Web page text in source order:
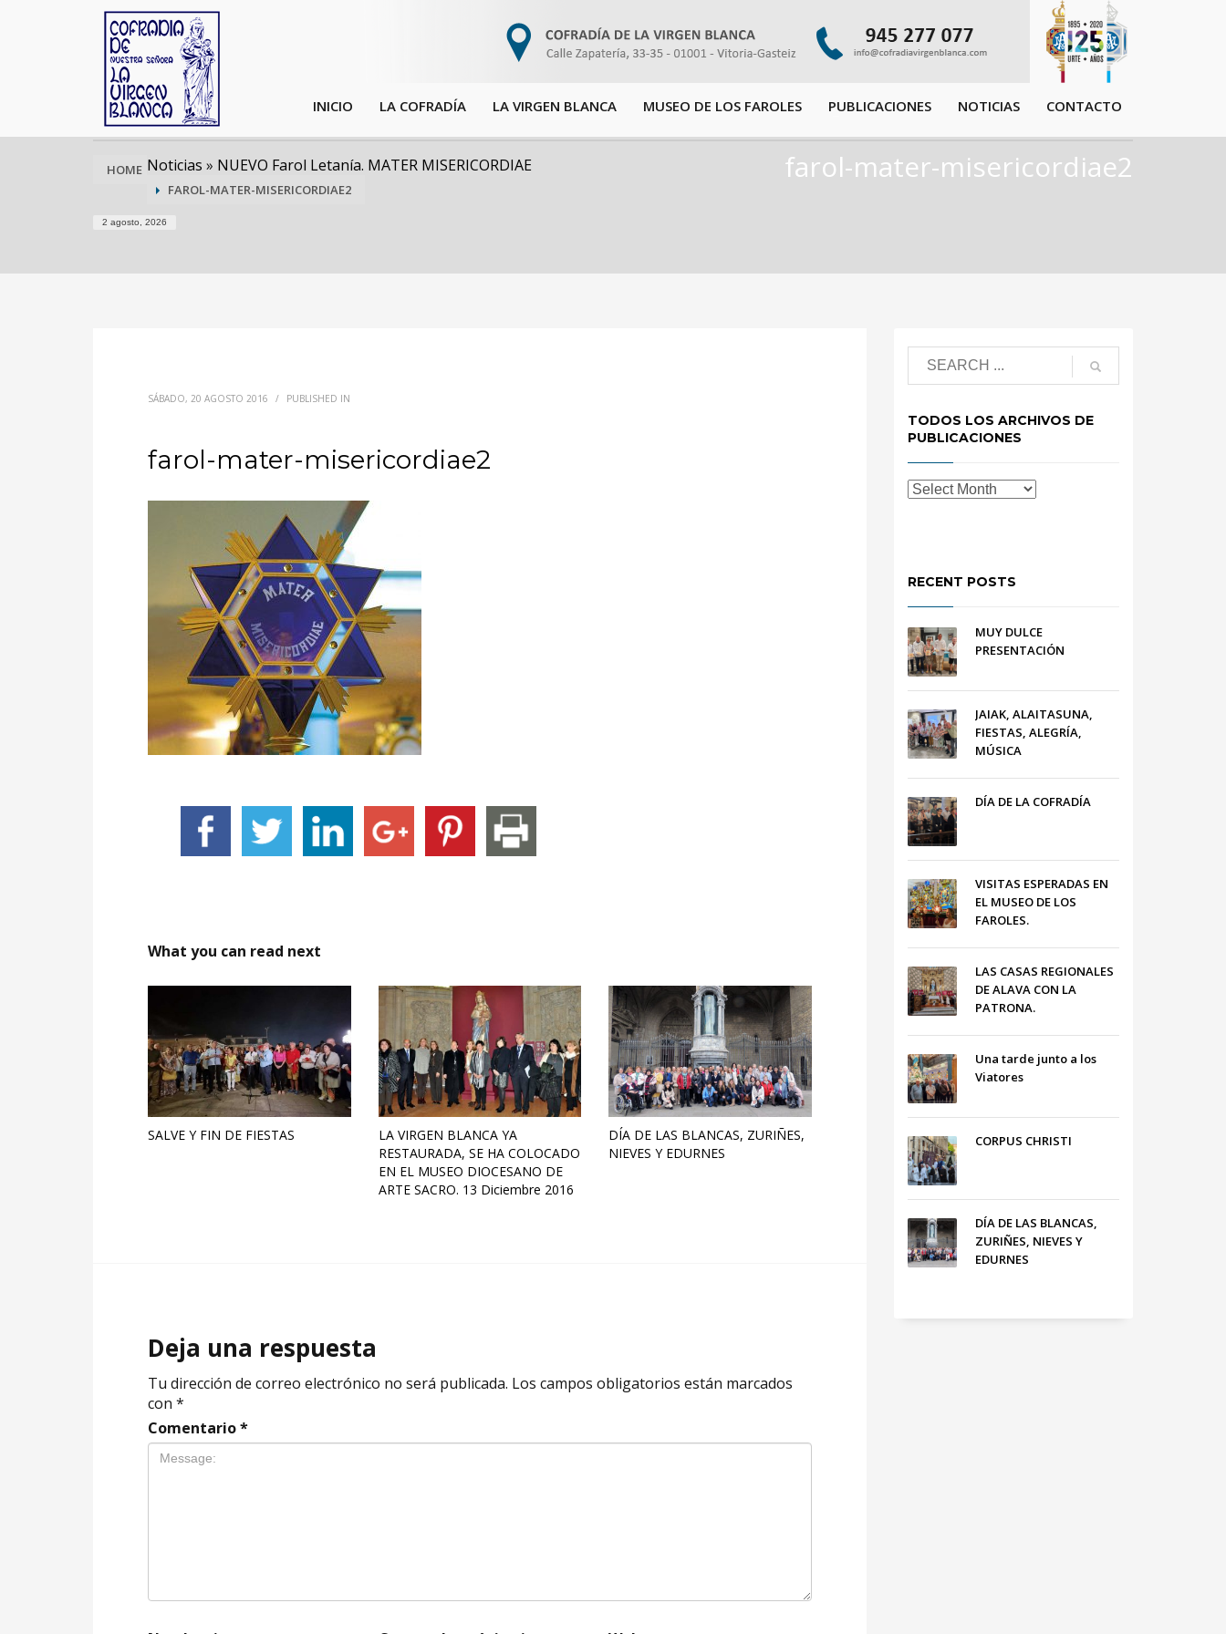
INICIO LA COFRADÍA LA VIRGEN BLANCA MUSEO DE LOS FAROLES PUBLICACIONES NOTICIAS CONTACTO
HOME Noticias » NUEVO Farol Letanía. MATER MISERICORDIAE
FAROL-MATER-MISERICORDIAE2
2 agosto, 2026
farol-mater-misericordiae2
SÁBADO, 20 AGOSTO 2016 / PUBLISHED IN
farol-mater-misericordiae2
What you can read next
SALVE Y FIN DE FIESTAS
LA VIRGEN BLANCA YA
RESTAURADA, SE HA COLOCADO
EN EL MUSEO DIOCESANO DE
ARTE SACRO. 13 Diciembre 2016
DÍA DE LAS BLANCAS, ZURIÑES,
NIEVES Y EDURNES
Deja una respuesta
Tu dirección de correo electrónico no será publicada. Los campos obligatorios están marcados
con *
Comentario*
TODOS LOS ARCHIVOS DE
PUBLICACIONES
RECENT POSTS
MUY DULCE
PRESENTACIÓN
JAIAK, ALAITASUNA,
FIESTAS, ALEGRÍA,
MÚSICA
DÍA DE LA COFRADÍA
VISITAS ESPERADAS EN
EL MUSEO DE LOS
FAROLES.
LAS CASAS REGIONALES
DE ALAVA CON LA
PATRONA.
Una tarde junto a los
Viatores
CORPUS CHRISTI
DÍA DE LAS BLANCAS,
ZURIÑES, NIEVES Y
EDURNES